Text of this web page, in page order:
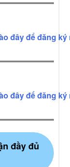
đây để đăng
đây để đăng
đầy đủ